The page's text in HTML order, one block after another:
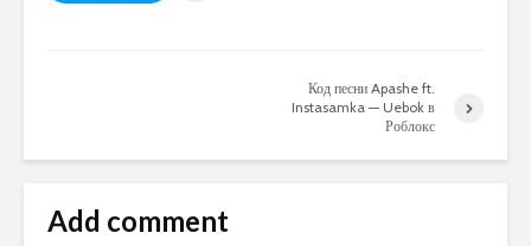
Код песни Apashe ft.
Instasamka — Uebok в
Роблокс
Add comment